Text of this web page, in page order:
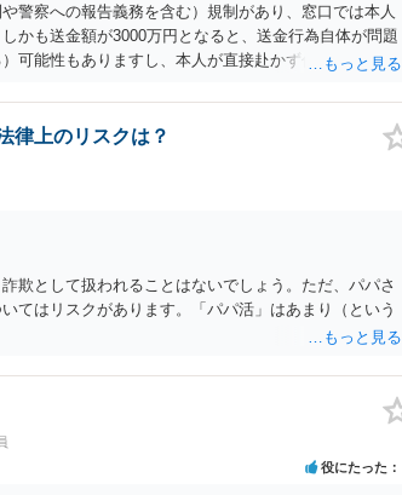
警察への報告義務を含む）規制があり、窓口では本人
かも送金額が3000万円となると、送金行為自体が問題
可能性もありますし、本人が直接赴かず代理人による
いておき、送金のために再来訪する日程なども調整し
律上のリスクは？
欺として扱われることはないでしょう。ただ、パパさ
てはリスクがあります。「パパ活」はあまり（という
役にたった